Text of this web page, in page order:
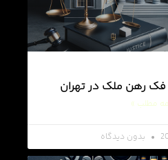
رهن ملک در تهران
مطلب »
بدون دیدگاه